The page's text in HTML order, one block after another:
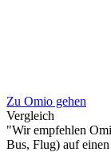
Zu Omio gehen
Vergleich
"Wir empfehlen
Bus, Flug) auf